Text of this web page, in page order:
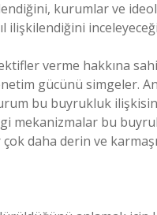
kurumlar ve
ilişkilendiğini
verme hakkına
gücünü simgeler.
bu buyrukluk
bu
daha derin ve